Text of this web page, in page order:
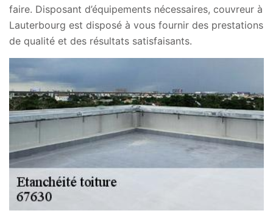
faire. Disposant d’équipements nécessaires, couvreur à
Lauterbourg est disposé à vous fournir des prestations
de qualité et des résultats satisfaisants.